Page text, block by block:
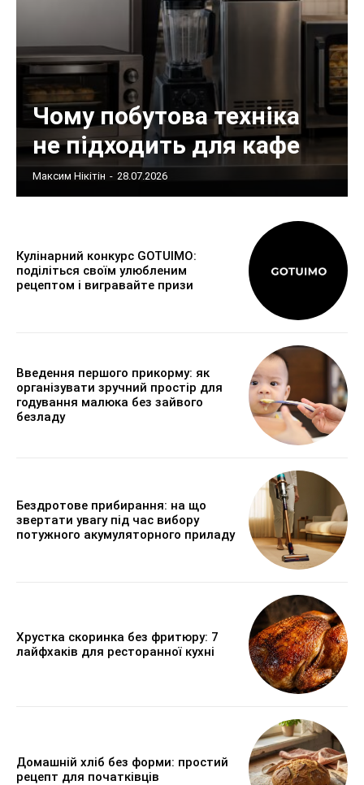
Чому побутова техніка
не підходить для кафе
Максим Нікітін - 28.07.2026
Кулінарний конкурс GOTUIMO:
поділіться своїм улюбленим
рецептом і вигравайте призи
Введення першого прикорму: як
організувати зручний простір для
годування малюка без зайвого
безладу
Бездротове прибирання: на що
звертати увагу під час вибору
потужного акумуляторного приладу
Хрустка скоринка без фритюру: 7
лайфхаків для ресторанної кухні
Домашній хліб без форми: простий
рецепт для початківців